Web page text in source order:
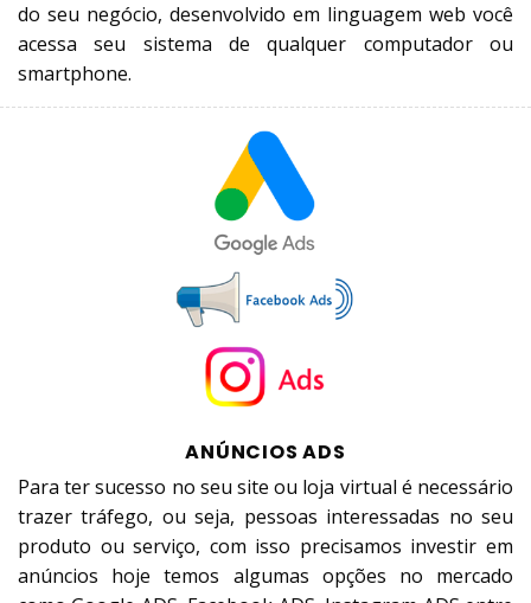
do seu negócio, desenvolvido em linguagem web você
acessa seu sistema de qualquer computador ou
smartphone.
ANÚNCIOS ADS
Para ter sucesso no seu site ou loja virtual é necessário
trazer tráfego, ou seja, pessoas interessadas no seu
produto ou serviço, com isso precisamos investir em
anúncios hoje temos algumas opções no mercado